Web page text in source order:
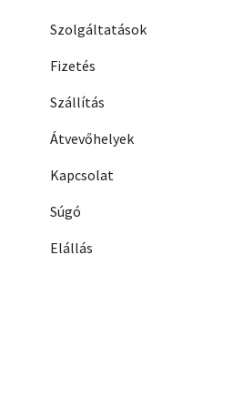
Szolgáltatások
Fizetés
Szállítás
Átvevőhelyek
Kapcsolat
Súgó
Elállás